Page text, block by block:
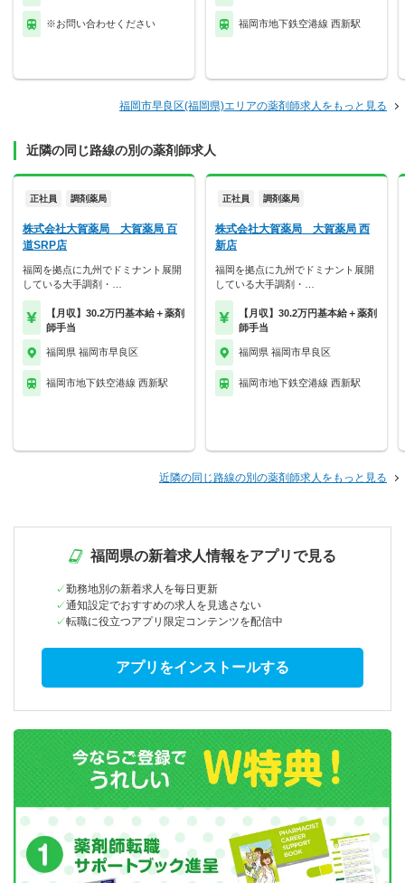
※お問い合わせください 福岡市地下鉄空港線 西新駅
福岡市早良区(福岡県)エリアの薬剤師求人をもっと見る
近隣の同じ路線の別の薬剤師求人
正社員 調剤薬局
株式会社大賀薬局 大賀薬局 百
道SRP店
福岡を拠点に九州でドミナント展開
している大手調剤・…
【月収】30.2万円基本給＋薬剤
師手当
福岡県 福岡市早良区
福岡市地下鉄空港線 西新駅
正社員 調剤薬局
株式会社大賀薬局 大賀薬局 西
新店
福岡を拠点に九州でドミナント展開
している大手調剤・…
【月収】30.2万円基本給＋薬剤
師手当
福岡県 福岡市早良区
福岡市地下鉄空港線 西新駅
近隣の同じ路線の別の薬剤師求人をもっと見る
福岡県の新着求人情報をアプリで見る
勤務地別の新着求人を毎日更新
通知設定でおすすめの求人を見逃さない
転職に役立つアプリ限定コンテンツを配信中
アプリをインストールする